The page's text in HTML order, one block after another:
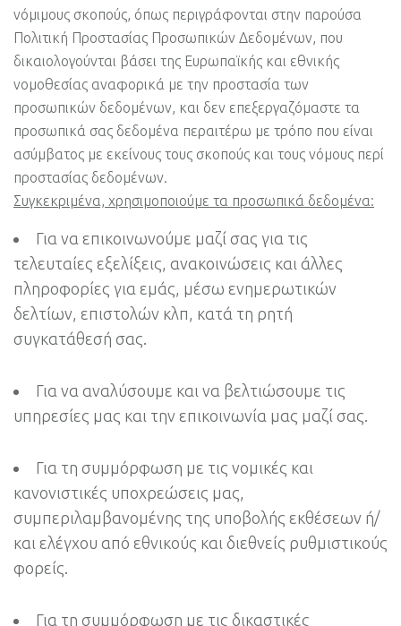
νόμιμους σκοπούς, όπως περιγράφονται στην παρούσα
Πολιτική Προστασίας Προσωπικών Δεδομένων, που
δικαιολογούνται βάσει της Ευρωπαϊκής και εθνικής
νομοθεσίας αναφορικά με την προστασία των
προσωπικών δεδομένων, και δεν επεξεργαζόμαστε τα
προσωπικά σας δεδομένα περαιτέρω με τρόπο που είναι
ασύμβατος με εκείνους τους σκοπούς και τους νόμους περί
προστασίας δεδομένων.
Συγκεκριμένα, χρησιμοποιούμε τα προσωπικά δεδομένα:
Για να επικοινωνούμε μαζί σας για τις
τελευταίες εξελίξεις, ανακοινώσεις και άλλες
πληροφορίες για εμάς, μέσω ενημερωτικών
δελτίων, επιστολών κλπ, κατά τη ρητή
συγκατάθεσή σας.
Για να αναλύσουμε και να βελτιώσουμε τις
υπηρεσίες μας και την επικοινωνία μας μαζί σας.
Για τη συμμόρφωση με τις νομικές και
κανονιστικές υποχρεώσεις μας,
συμπεριλαμβανομένης της υποβολής εκθέσεων ή/
και ελέγχου από εθνικούς και διεθνείς ρυθμιστικούς
φορείς.
Για τη συμμόρφωση με τις δικαστικές